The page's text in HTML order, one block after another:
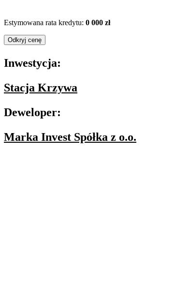
Estymowana rata kredytu: 0 000 zł
Odkryj cenę
Inwestycja:
Stacja Krzywa
Deweloper:
Marka Invest Spółka z o.o.